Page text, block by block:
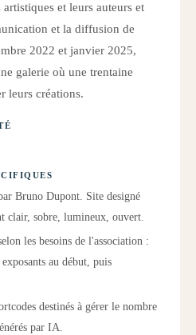
et leurs auteurs et
et la diffusion de
2022 et janvier 2025,
galerie où une trentaine
leurs créations.
Bruno Dupont. Site designé
clair, sobre, lumineux, ouvert.
les besoins de l'association :
au début, puis
destinés à gérer le nombre
par IA.